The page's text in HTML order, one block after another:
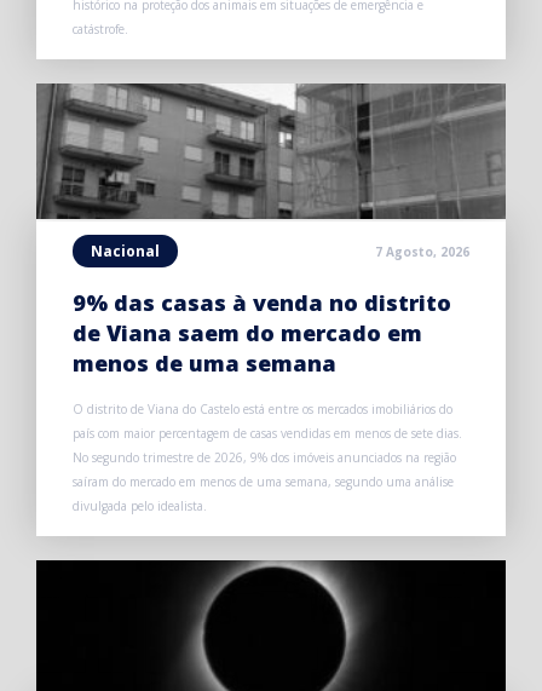
histórico na proteção dos animais em situações de emergência e
catástrofe.
Nacional 7 Agosto, 2026
9% das casas à venda no distrito
de Viana saem do mercado em
menos de uma semana
O distrito de Viana do Castelo está entre os mercados imobiliários do
país com maior percentagem de casas vendidas em menos de sete dias.
No segundo trimestre de 2026, 9% dos imóveis anunciados na região
saíram do mercado em menos de uma semana, segundo uma análise
divulgada pelo idealista.